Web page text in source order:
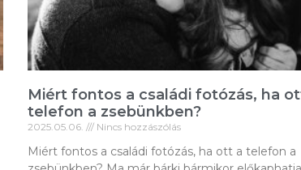
Miért fontos a családi fotózás, ha
telefon a zsebünkben?
2025.05.06. Nincs hozzászólás
Miért fontos a családi fotózás, ha ott a telefon a